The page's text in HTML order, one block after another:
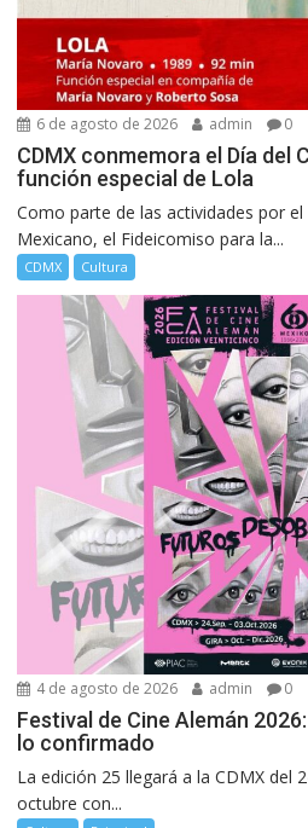
6 de agosto de 2026 admin 0
CDMX conmemora el Día del
función especial de Lola
Como parte de las actividades por
Mexicano, el Fideicomiso para la...
CDMX Cultura
4 de agosto de 2026 admin 0
Festival de Cine Alemán
lo confirmado
La edición 25 llegará a la CDMX del
octubre con...